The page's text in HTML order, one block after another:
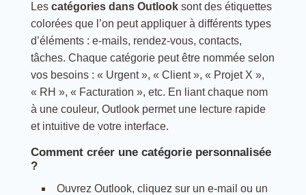
Les catégories dans Outlooksont des étiquettes
colorées que l’on peut appliquer à différents types
d’éléments : e-mails, rendez-vous, contacts,
tâches. Chaque catégorie peut être nommée selon
vos besoins : « Urgent », « Client », « Projet X »,
« RH », « Facturation », etc. En liant chaque nom
à une couleur, Outlook permet une lecture rapide
et intuitive de votre interface.
Comment créer une catégorie personnalisée
?
Ouvrez Outlook, cliquez sur un e-mail ou un